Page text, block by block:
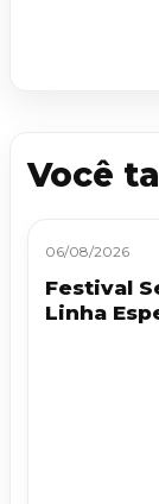
Você
06/08/2026
Festival
Linha